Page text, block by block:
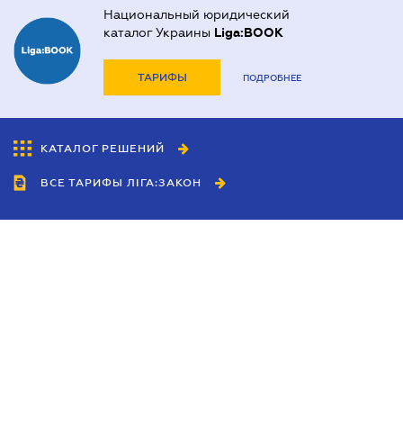
Национальный юридический
каталог Украины Liga:BOOK
ТАРИФЫ ПОДРОБНЕЕ
КАТАЛОГ РЕШЕНИЙ
ВСЕ ТАРИФЫ ЛІГА:ЗАКОН